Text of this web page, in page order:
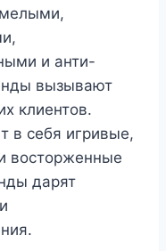
и анти-
вызывают
клиентов.
в себя игривые,
восторженные
дарят